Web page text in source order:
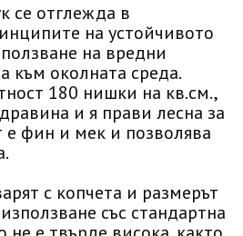
се отглежда в
на устойчивото
на вредни
към околната среда.
180 нишки на кв.см.,
и я прави лесна за
е фин и мек и позволява
с копчета и размерът
със стандартна